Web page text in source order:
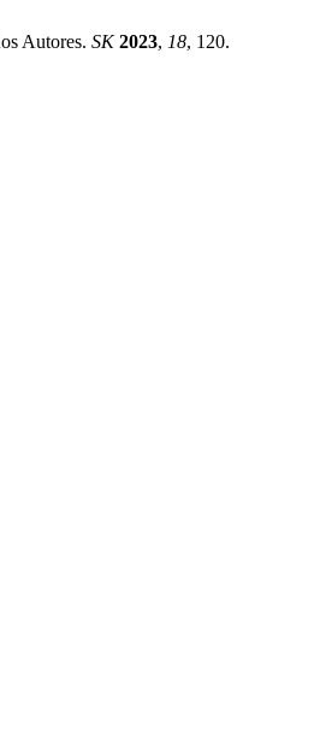
Autores. SK 2023, 18, 120.